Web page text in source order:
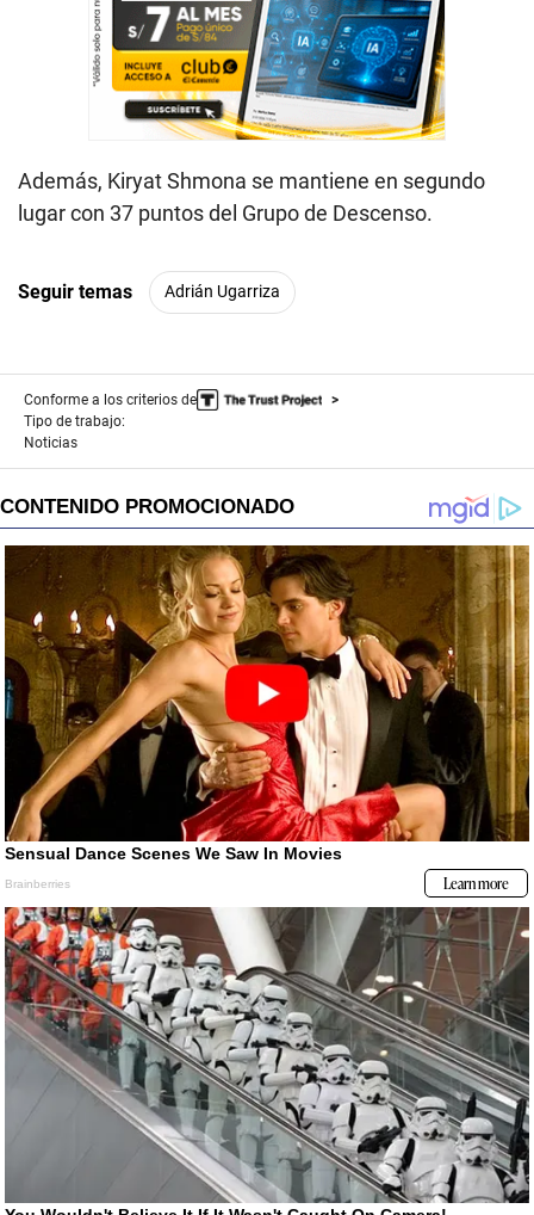
Además, Kiryat Shmona se mantiene en segundo
lugar con 37 puntos del Grupo de Descenso.
Seguir temas Adrián Ugarriza
Conforme a los criterios de
Tipo de trabajo:
Noticias